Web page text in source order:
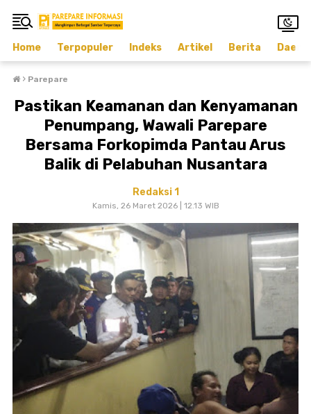
Home Terpopuler Indeks Artikel Berita
› Parepare
Pastikan Keamanan dan Kenyamanan
Penumpang, Wawali Parepare
Bersama Forkopimda Pantau Arus
Balik di Pelabuhan Nusantara
Redaksi 1
Kamis, 26 Maret 2026 | 12.13 WIB